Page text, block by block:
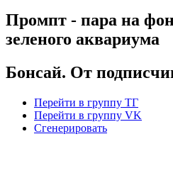
Промпт - пара на
зеленого аквариума
Бонсай. От
Перейти в группу ТГ
Перейти в группу VK
Сгенерировать